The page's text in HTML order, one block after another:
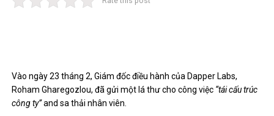
Vào ngày 23 tháng 2, Giám đốc điều hành của Dapper Labs,
Roham Gharegozlou, đã gửi một lá thư cho công việc “tái cấu trúc
công ty”and sa thải nhân viên.